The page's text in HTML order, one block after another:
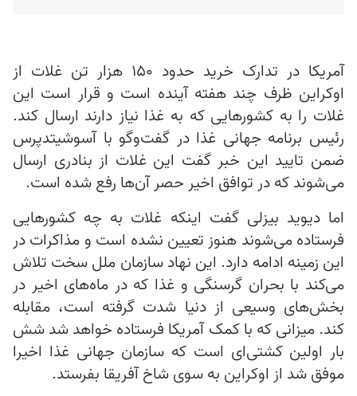
آمریکا در تدارک خرید حدود ۱۵۰ هزار تن غلات از
اوکراین ظرف چند هفته آینده است و قرار است این
غلات را به کشورهایی که به غذا نیاز دارند ارسال کند.
رئیس برنامه جهانی غذا در گفت‌وگو با آسوشیتدپرس
ضمن تایید این خبر گفت این غلات از بنادری ارسال
می‌شوند که در توافق اخیر حصر آن‌ها رفع شده است.
اما دیوید بیزلی گفت اینکه غلات به چه کشورهایی
فرستاده می‌شوند هنوز تعیین نشده است و مذاکرات در
این زمینه ادامه دارد. این نهاد سازمان ملل سخت تلاش
می‌کند با بحران گرسنگی و غذا که در ماه‌های اخیر در
بخش‌های وسیعی از دنیا شدت گرفته است، مقابله
کند. میزانی که با کمک آمریکا فرستاده خواهد شد شش
بار اولین کشتی‌‌ای است که سازمان جهانی غذا اخیرا
موفق شد از اوکراین به سوی شاخ آفریقا بفرستد.